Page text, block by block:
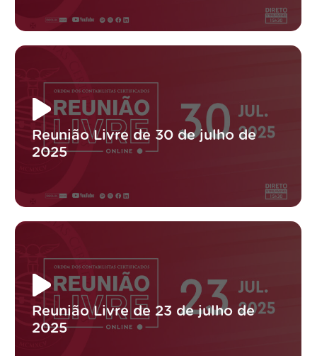
Reunião Livre de 30 de julho de
2025
Reunião Livre de 23 de julho de
2025